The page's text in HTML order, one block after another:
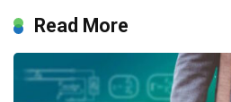
Read More